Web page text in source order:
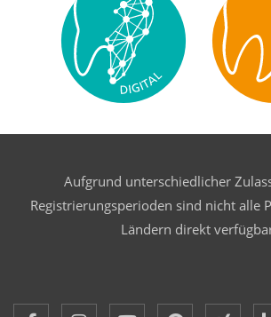
Aufgrund unterschiedlicher
Registrierungsperioden sind nicht alle
Ländern direkt